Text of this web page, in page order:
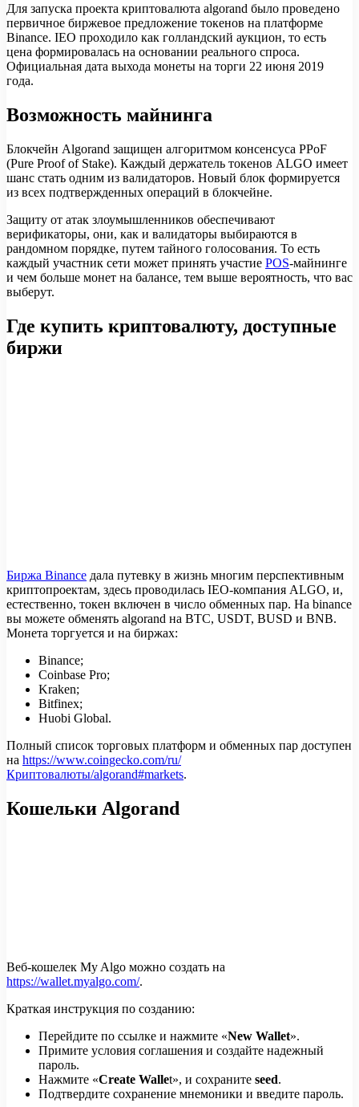
Для запуска проекта криптовалюта algorand было проведено
первичное биржевое предложение токенов на платформе
Binance. IEO проходило как голландский аукцион, то есть
цена формировалась на основании реального спроса.
Официальная дата выхода монеты на торги 22 июня 2019
года.
Возможность майнинга
Блокчейн Algorand защищен алгоритмом консенсуса PPoF
(Pure Proof of Stake). Каждый держатель токенов ALGO имеет
шанс стать одним из валидаторов. Новый блок формируется
из всех подтвержденных операций в блокчейне.
Защиту от атак злоумышленников обеспечивают
верификаторы, они, как и валидаторы выбираются в
рандомном порядке, путем тайного голосования. То есть
каждый участник сети может принять участие POS-майнинге
и чем больше монет на балансе, тем выше вероятность, что вас
выберут.
Где купить криптовалюту, доступные
биржи
Биржа Binance дала путевку в жизнь многим перспективным
криптопроектам, здесь проводилась IEO-компания ALGO, и,
естественно, токен включен в число обменных пар. На binance
вы можете обменять algorand на BTC, USDT, BUSD и BNB.
Монета торгуется и на биржах:
Binance;
Coinbase Pro;
Kraken;
Bitfinex;
Huobi Global.
Полный список торговых платформ и обменных пар доступен
на https://www.coingecko.com/ru/
Криптовалюты/algorand#markets.
Кошельки Algorand
Веб-кошелек My Algo можно создать на
https://wallet.myalgo.com/.
Краткая инструкция по созданию:
Перейдите по ссылке и нажмите «New Wallet».
Примите условия соглашения и создайте надежный
пароль.
Нажмите «Create Wallet», и сохраните seed.
Подтвердите сохранение мнемоники и введите пароль.